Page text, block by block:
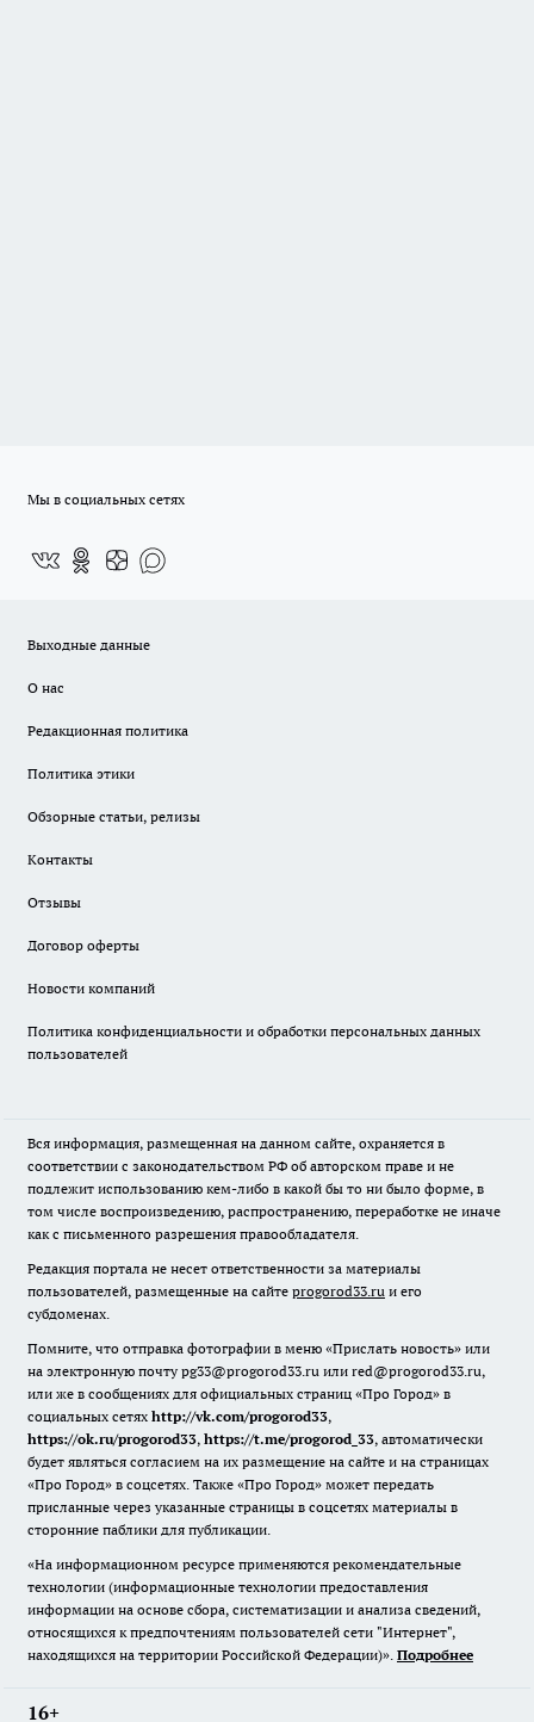
Мы в социальных сетях
Выходные данные
О нас
Редакционная политика
Политика этики
Обзорные статьи, релизы
Контакты
Отзывы
Договор оферты
Новости компаний
Политика конфиденциальности и обработки персональных данных
пользователей
Вся информация, размещенная на данном сайте, охраняется в
соответствии с законодательством РФ об авторском праве и не
подлежит использованию кем-либо в какой бы то ни было форме, в
том числе воспроизведению, распространению, переработке не иначе
как с письменного разрешения правообладателя.
Редакция портала не несет ответственности за материалы
пользователей, размещенные на сайте progorod33.ru и его
субдоменах.
Помните, что отправка фотографии в меню «Прислать новость» или
на электронную почту pg33@progorod33.ru или red@progorod33.ru,
или же в сообщениях для официальных страниц «Про Город» в
социальных сетях http://vk.com/progorod33,
https://ok.ru/progorod33, https://t.me/progorod_33, автоматически
будет являться согласием на их размещение на сайте и на страницах
«Про Город» в соцсетях. Также «Про Город» может передать
присланные через указанные страницы в соцсетях материалы в
сторонние паблики для публикации.
«На информационном ресурсе применяются рекомендательные
технологии (информационные технологии предоставления
информации на основе сбора, систематизации и анализа сведений,
относящихся к предпочтениям пользователей сети "Интернет",
находящихся на территории Российской Федерации)». Подробнее
16+